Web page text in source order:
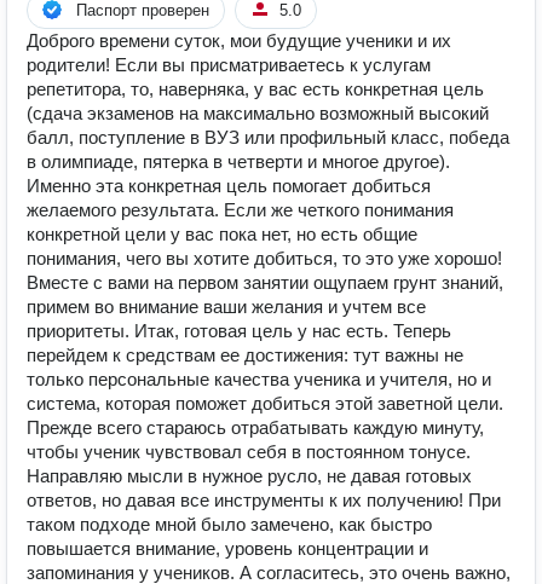
Паспорт проверен 5.0
Доброго времени суток, мои будущие ученики и их
родители! Если вы присматриваетесь к услугам
репетитора, то, наверняка, у вас есть конкретная цель
(сдача экзаменов на максимально возможный высокий
балл, поступление в ВУЗ или профильный класс, победа
в олимпиаде, пятерка в четверти и многое другое).
Именно эта конкретная цель помогает добиться
желаемого результата. Если же четкого понимания
конкретной цели у вас пока нет, но есть общие
понимания, чего вы хотите добиться, то это уже хорошо!
Вместе с вами на первом занятии ощупаем грунт знаний,
примем во внимание ваши желания и учтем все
приоритеты. Итак, готовая цель у нас есть. Теперь
перейдем к средствам ее достижения: тут важны не
только персональные качества ученика и учителя, но и
система, которая поможет добиться этой заветной цели.
Прежде всего стараюсь отрабатывать каждую минуту,
чтобы ученик чувствовал себя в постоянном тонусе.
Направляю мысли в нужное русло, не давая готовых
ответов, но давая все инструменты к их получению! При
таком подходе мной было замечено, как быстро
повышается внимание, уровень концентрации и
запоминания у учеников. А согласитесь, это очень важно,